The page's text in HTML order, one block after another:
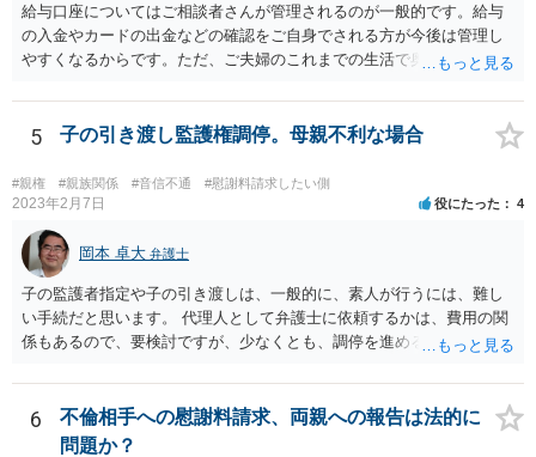
給与口座についてはご相談者さんが管理されるのが一般的です。給与
の入金やカードの出金などの確認をご自身でされる方が今後は管理し
やすくなるからです。ただ、ご夫婦のこれまでの生活で奥様が管理さ
しても構わないとは思います。 隠し財産といっても、収入は給与だけ
で隠しようがないでしょうし、今わかっていない財産がないのであれ
ば別居後に新たな財産ができてもお互いに分与を主張できないことに
はなりますので杞憂ということになろうかと思います。 婚姻費用を渡
さないというおそれを奥様が抱くのはやむない面もあるとは思います
が、ここは信じていただくしかないですし、婚姻費用の金額の合意が
できるかどうかの方が重要だと思います（合意できなれば納得した金
額をもらえないという意味では、奥様の不満は残るからです）。 特別
経費という問題はあるのですが、一般には、収入から婚姻費用は定め
られ、全ての生活費が入っていると見ます。奥様の利益のために支払
っている費用については、婚姻費用から引くことも相当だと思いま
5 子の引き渡し監護権調停。母親不利な場合
#親権 #親族関係 #音信不通 #慰謝料請求したい側
2023年2月7日 役にたった 4
岡本 卓大 弁護士
子の監護者指定や子の引き渡しは、一般的に、素人が行うには、難し
い手続だと思います。 代理人として弁護士に依頼するかは、費用の関
係もあるので、要検討ですが、少なくとも、調停を進める上で、弁護
で、弁護士に依頼しづらいということであれば、法テラスの法律扶助
制度を利用できることもあるので、その点も弁護士に相談してみてく
ださい。
6
不倫相手への慰謝料請求、両親への報告は法的に
問題か？